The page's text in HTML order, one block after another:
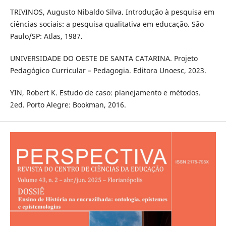
TRIVINOS, Augusto Nibaldo Silva. Introdução à pesquisa em
ciências sociais: a pesquisa qualitativa em educação. São
Paulo/SP: Atlas, 1987.
UNIVERSIDADE DO OESTE DE SANTA CATARINA. Projeto
Pedagógico Curricular – Pedagogia. Editora Unoesc, 2023.
YIN, Robert K. Estudo de caso: planejamento e métodos.
2ed. Porto Alegre: Bookman, 2016.